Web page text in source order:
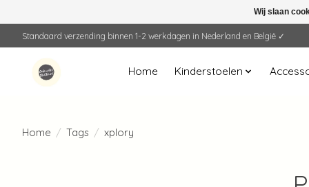
Standaard verzending binnen 1-2 werkdagen in Nederland en België ✓
Home Kinderstoelen
Home / Tags / xplory
Wij slaan